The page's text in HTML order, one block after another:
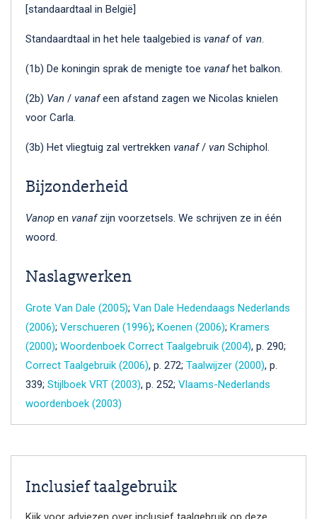
[standaardtaal in België]
Standaardtaal in het hele taalgebied is vanafof van.
(1b) De koningin sprak de menigte toe vanafhet balkon.
(2b) Van / vanafeen afstand zagen we Nicolas knielen
voor Carla.
(3b) Het vliegtuig zal vertrekken vanaf/ van Schiphol.
Bijzonderheid
Vanop en vanafzijn voorzetsels. We schrijven ze in één
woord.
Naslagwerken
Grote Van Dale (2005); Van Dale Hedendaags Nederlands
(2006); Verschueren (1996); Koenen (2006); Kramers
(2000); Woordenboek Correct Taalgebruik (2004), p. 290;
Correct Taalgebruik (2006), p. 272; Taalwijzer (2000), p.
339; Stijlboek VRT (2003), p. 252; Vlaams-Nederlands
woordenboek (2003)
Inclusief taalgebruik